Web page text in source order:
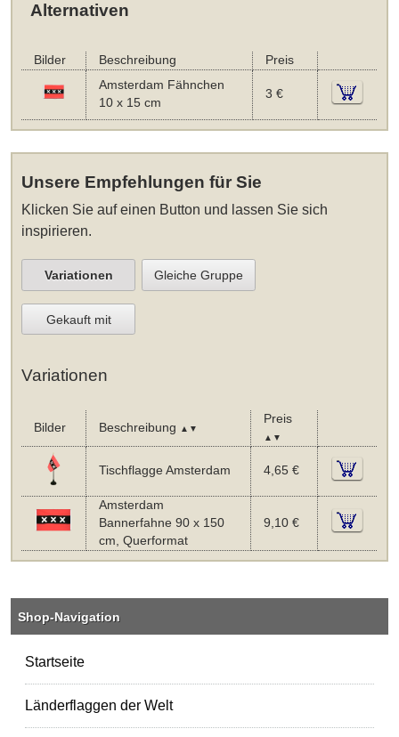
Alternativen
Bilder Beschreibung
Preis
Amsterdam Fähnchen
10 x 15 cm
3 €
Unsere Empfehlungen für Sie
Klicken Sie auf einen Button und lassen Sie sich
inspirieren.
Variationen Gleiche Gruppe
Gekauft mit
Variationen
Bilder Beschreibung ▲▼
Preis
▲▼
Tischflagge Amsterdam 4,65 €
Amsterdam
Bannerfahne 90 x 150
cm, Querformat
9,10 €
Shop-Navigation
Startseite
Länderflaggen der Welt